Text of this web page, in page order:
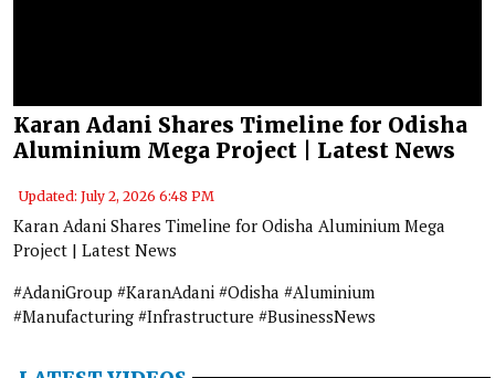
Karan Adani Shares Timeline for Odisha
Aluminium Mega Project | Latest News
Updated: July 2, 2026 6:48 PM
Karan Adani Shares Timeline for Odisha Aluminium Mega
Project | Latest News
#AdaniGroup #KaranAdani #Odisha #Aluminium
#Manufacturing #Infrastructure #BusinessNews